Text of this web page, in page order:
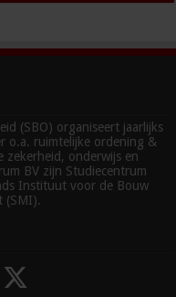
(SBO) organiseert jaarlijks
o.a. ruimtelijke ordening &
zekerheid, onderwijs en
BV zijn Studiecentrum
Instituut voor de Bouw
(SMI).